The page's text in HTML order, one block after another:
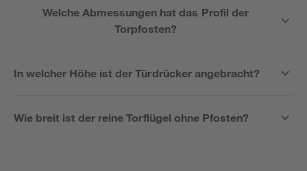
Welche Abmessungen hat das Profil der
Torpfosten?
In welcher Höhe ist der Türdrücker angebracht?
Wie breit ist der reine Torflügel ohne Pfosten?